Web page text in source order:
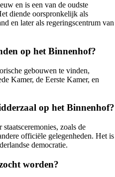
en is een van de oudste
diende oorspronkelijk als
en later als regeringscentrum van
op het Binnenhof?
gebouwen te vinden,
Kamer, de Eerste Kamer, en
op het Binnenhof?
zoals de
officiële gelegenheden. Het is
democratie.
worden?